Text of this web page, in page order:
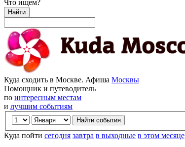
Что ищем?
Найти
Куда сходить в Москве. Афиша Москвы
Помощник и путеводитель
по интересным местам
и лучшим событиям
Куда пойти сегодня завтра в выходные в этом месяце